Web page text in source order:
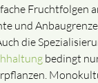
Fruchtfolgen
und
die
bedingt